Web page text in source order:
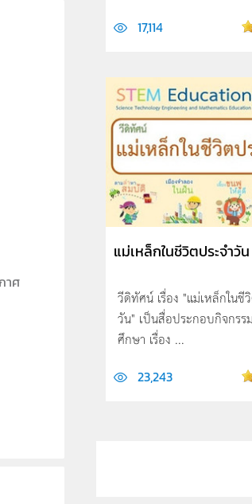
17,114
แม่เหล็กในชีวิตประจำวัน
วีดิทัศน์ เรื่อง "แม่เหล็กในชี
วัน" เป็นสื่อประกอบกิจกรร
ศึกษา เรื่อง ...
23,243
าศ